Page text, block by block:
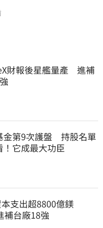
財報後星艦量產 進補
金第9次護盤 持股名單
！它成最大功臣
本支出超8800億鎂
補台廠18強